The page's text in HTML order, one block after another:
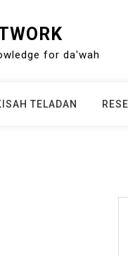
for da'wah
TELADAN